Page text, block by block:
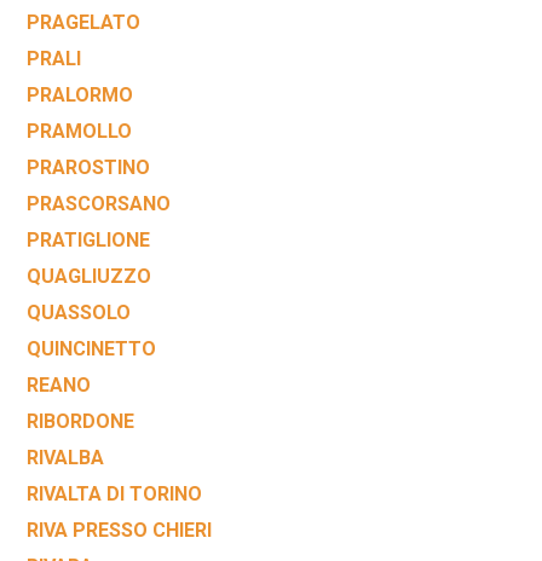
PRAGELATO
PRALI
PRALORMO
PRAMOLLO
PRAROSTINO
PRASCORSANO
PRATIGLIONE
QUAGLIUZZO
QUASSOLO
QUINCINETTO
REANO
RIBORDONE
RIVALBA
RIVALTA DI TORINO
RIVA PRESSO CHIERI